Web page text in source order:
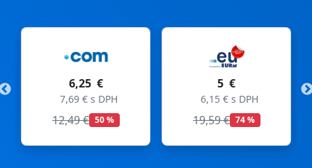
6,25 €
7,69 € s DPH
12,49 € 50 %
5 €
6,15 € s DPH
19,59 € 74 %